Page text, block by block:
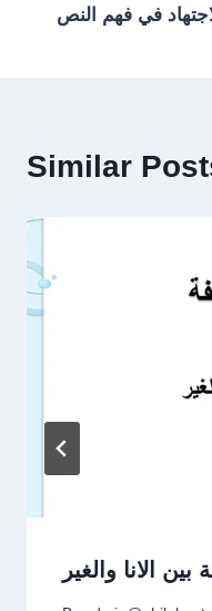
Similar
الانا والغير